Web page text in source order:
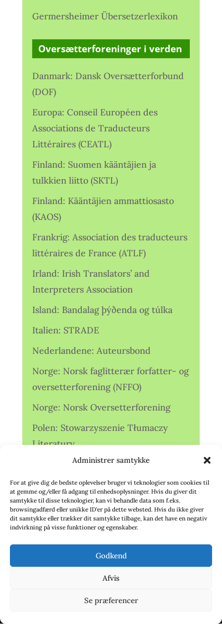
Administrer samtykke
For at give dig de bedste oplevelser bruger vi teknologier som cookies til
at gemme og/eller få adgang til enhedsoplysninger. Hvis du giver dit
samtykke til disse teknologier, kan vi behandle data som f.eks.
browsingadfærd eller unikke ID'er på dette websted. Hvis du ikke giver
dit samtykke eller trækker dit samtykke tilbage, kan det have en negativ
indvirkning på visse funktioner og egenskaber.
Godkend
Afvis
Se præferencer
Germersheimer Übersetzerlexikon
Oversætterforeninger i verden
Danmark: Dansk Oversætterforbund
(DOF)
Europa: Conseil Européen des
Associations de Traducteurs
Littéraires (CEATL)
Finland: Suomen kääntäjien ja
tulkkien liitto (SKTL)
Finland: Kääntäjien ammattiosasto
(KAOS)
Frankrig: Association des traducteurs
littéraires de France (ATLF)
Irland: Irish Translators’ and
Interpreters Association
Island: Bandalag þýðenda og túlka
Italien: STRADE
Nederlandene: Auteursbond
Norge: Norsk faglitterær forfatter- og
oversetterforening (NFFO)
Norge: Norsk Oversetterforening
Polen: Stowarzyszenie Tłumaczy
Literatury
Storbritannien: Translators
Association (TA)
Sverige: Översättarsektionen (Ö.)
Sverige: Översättarcentrum (ÖC)
deutschsprachiger Übersetzer (VdÜ)
© 2020 - Babelfisken